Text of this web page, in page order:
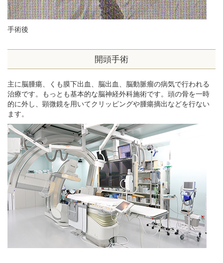
手術後
開頭手術
主に脳腫瘍、くも膜下出血、脳出血、脳動脈瘤の病気で行われる
治療です。もっとも基本的な脳神経外科施術です。頭の骨を一時
的に外し、顕微鏡を用いてクリッピングや腫瘍摘出などを行ない
ます。